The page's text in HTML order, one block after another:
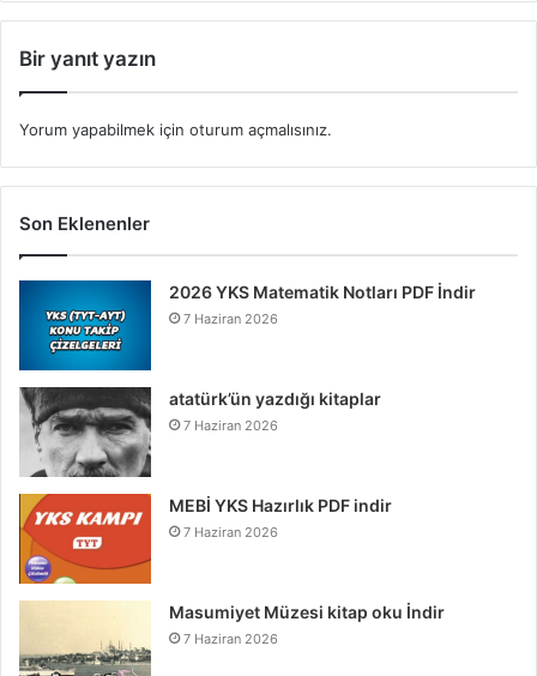
Bir yanıt yazın
Yorum yapabilmek için oturum açmalısınız.
Son Eklenenler
2026 YKS Matematik Notları PDF İndir
7 Haziran 2026
atatürk’ün yazdığı kitaplar
7 Haziran 2026
MEBİ YKS Hazırlık PDF indir
7 Haziran 2026
Masumiyet Müzesi kitap oku İndir
7 Haziran 2026